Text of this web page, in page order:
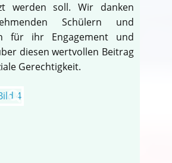
werden soll. Wir danken
Schülern und
für ihr Engagement und
diesen wertvollen Beitrag
Gerechtigkeit.